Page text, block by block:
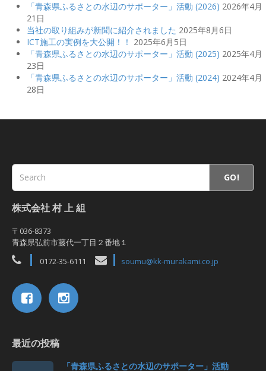
「青森県ふるさとの水辺のサポーター」活動 (2026) 2026年4月
21日
当社の取り組みが新聞に紹介されました 2025年8月6日
ICT施工の実例を大公開！！ 2025年6月5日
「青森県ふるさとの水辺のサポーター」活動 (2025) 2025年4月
23日
「青森県ふるさとの水辺のサポーター」活動 (2024) 2024年4月
28日
GO!
株式会社 村 上 組
〒036-8373
青森県弘前市藤代一丁目２番地１
0172-35-6111
soumu@kk-murakami.co.jp
最近の投稿
「青森県ふるさとの水辺のサポーター」活動